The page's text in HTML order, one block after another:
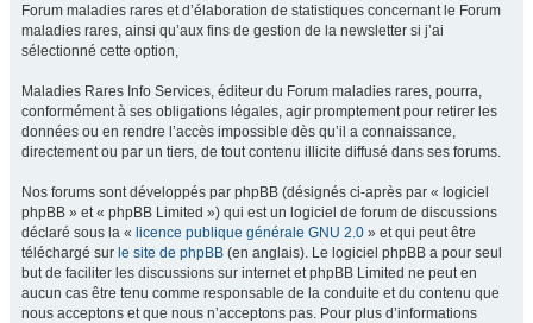
Forum maladies rares et d’élaboration de statistiques concernant le Forum
maladies rares, ainsi qu’aux fins de gestion de la newsletter si j’ai
sélectionné cette option,
Maladies Rares Info Services, éditeur du Forum maladies rares, pourra,
conformément à ses obligations légales, agir promptement pour retirer les
données ou en rendre l’accès impossible dès qu’il a connaissance,
directement ou par un tiers, de tout contenu illicite diffusé dans ses forums.
Nos forums sont développés par phpBB (désignés ci-après par « logiciel
phpBB » et « phpBB Limited ») qui est un logiciel de forum de discussions
déclaré sous la « licence publique générale GNU 2.0 » et qui peut être
téléchargé sur le site de phpBB (en anglais). Le logiciel phpBB a pour seul
but de faciliter les discussions sur internet et phpBB Limited ne peut en
aucun cas être tenu comme responsable de la conduite et du contenu que
nous acceptons et que nous n’acceptons pas. Pour plus d’informations